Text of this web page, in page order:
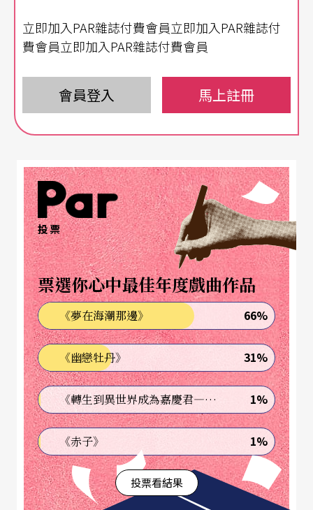
考，於是會想可以和哪些地方串連與結盟？這個展
覽2018年巡展到首爾，而在首爾展出的選擇，也是
有意義的。我希望通過冷戰時期共同位於第一島鏈
相似的歷史經驗，擴大視野與討論。柏林圍牆倒塌
往往被認為是冷戰結束的歷史時刻，然生活中真是
恩跟南韓總統文在寅就在冷戰分治的北緯38度線上
世紀一握，那一幕證明了冷戰（及其意識）可能從
來都沒有過去。
選擇在什麼地方展覽也有現實因素，比如說當時展
覽論壇原本想辦在新加坡，但花費超出預算而作
罷。論壇召集人許芳慈推薦吉隆坡，除了經費考
慮，多位受邀的新加坡學者也因許多因素使得他們
「不在」或已離開新加坡。展覽在首爾和台北、論
壇在吉隆坡，台北做中介點，勾劃呈現第一島鏈的
各節點所在。雖說如此，我並不會把單一的地理概
念當作界定亞洲的唯一面向。另一個例子是我們曾
經邀請學者黃孫權，以一年的時間舉辦「亞洲的諸
眾與社會運動」講座，對我們來說，這即是以另一
立即加入PAR雜誌付費會員立即加入PAR雜誌付
費會員立即加入PAR雜誌付費會員
會員登入 馬上註冊
投票
票選你心中最佳年度戲曲作品
《夢在海潮那邊》 66%
《幽戀牡丹》 31%
《轉生到異世界成為嘉慶君—發現我的祖先是詐騙集團!?》 1%
《赤子》 1%
投票看結果